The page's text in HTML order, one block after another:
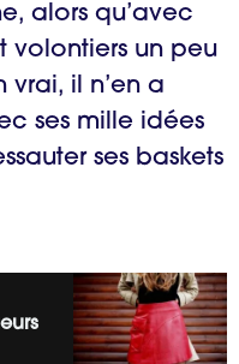
alors qu’avec
volontiers un peu
vrai, il n’en a
ses mille idées
ses baskets